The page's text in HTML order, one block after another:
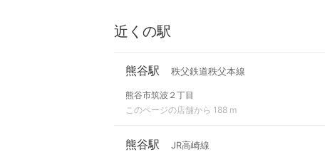
近くの駅
熊谷駅 秩父鉄道秩父本線
熊谷市筑波２丁目
このページの店舗から 188 m
熊谷駅 JR高崎線